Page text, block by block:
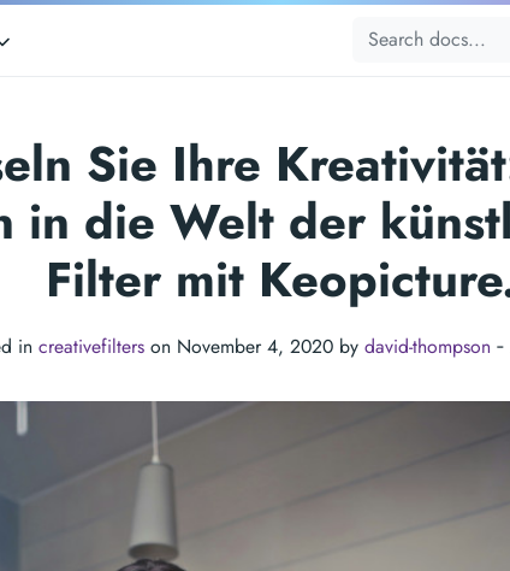
Sie Ihre
in die Welt der
Filter mit
in creativefilters on November 4, 2020 by david-thompson ‐